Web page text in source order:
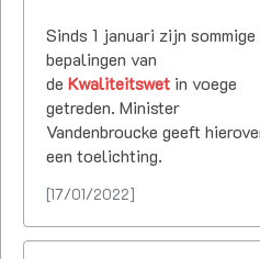
Sinds 1 januari zijn sommige
bepalingen van
deKwaliteitswet in voege
getreden. Minister
Vandenbroucke geeft
een toelichting.
[17/01/2022]